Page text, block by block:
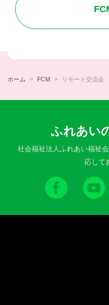
ホーム FCM リモート交流会
ふれあい
社会福祉法人ふれあい福祉
応して